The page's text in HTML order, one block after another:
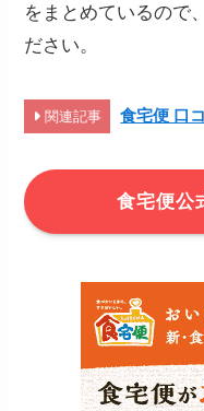
をまとめているので
ださい。
関連記事 食宅便 口
食宅便公